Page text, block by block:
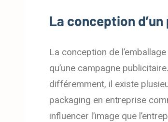
La conception
La conception de
qu’une campagne
différemment, il existe
packaging en entreprise
influencer l’image que